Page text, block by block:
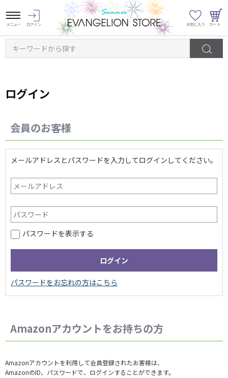
キーワードから探す
ログイン
会員のお客様
メールアドレスとパスワードを入力してログインしてください。
パスワードを表示する
Amazonアカウントをお持ちの方
Amazonアカウントを利用して会員登録されたお客様は、
AmazonのID、パスワードで、ログインすることができます。